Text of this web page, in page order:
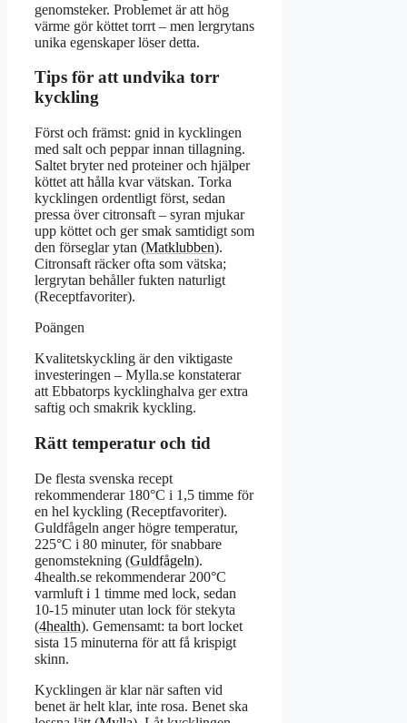
genomsteker. Problemet är att hög
värme gör köttet torrt – men lergrytans
unika egenskaper löser detta.
Tips för att undvika torr
kyckling
Först och främst: gnid in kycklingen
med salt och peppar innan tillagning.
Saltet bryter ned proteiner och hjälper
köttet att hålla kvar vätskan. Torka
kycklingen ordentligt först, sedan
pressa över citronsaft – syran mjukar
upp köttet och ger smak samtidigt som
den förseglar ytan (Matklubben).
Citronsaft räcker ofta som vätska;
lergrytan behåller fukten naturligt
(Receptfavoriter).
Poängen
Kvalitetskyckling är den viktigaste
investeringen – Mylla.se konstaterar
att Ebbatorps kycklinghalva ger extra
saftig och smakrik kyckling.
Rätt temperatur och tid
De flesta svenska recept
rekommenderar 180°C i 1,5 timme för
en hel kyckling (Receptfavoriter).
Guldfågeln anger högre temperatur,
225°C i 80 minuter, för snabbare
genomstekning (Guldfågeln).
4health.se rekommenderar 200°C
varmluft i 1 timme med lock, sedan
10-15 minuter utan lock för stekyta
(4health). Gemensamt: ta bort locket
sista 15 minuterna för att få krispigt
skinn.
Kycklingen är klar när saften vid
benet är helt klar, inte rosa. Benet ska